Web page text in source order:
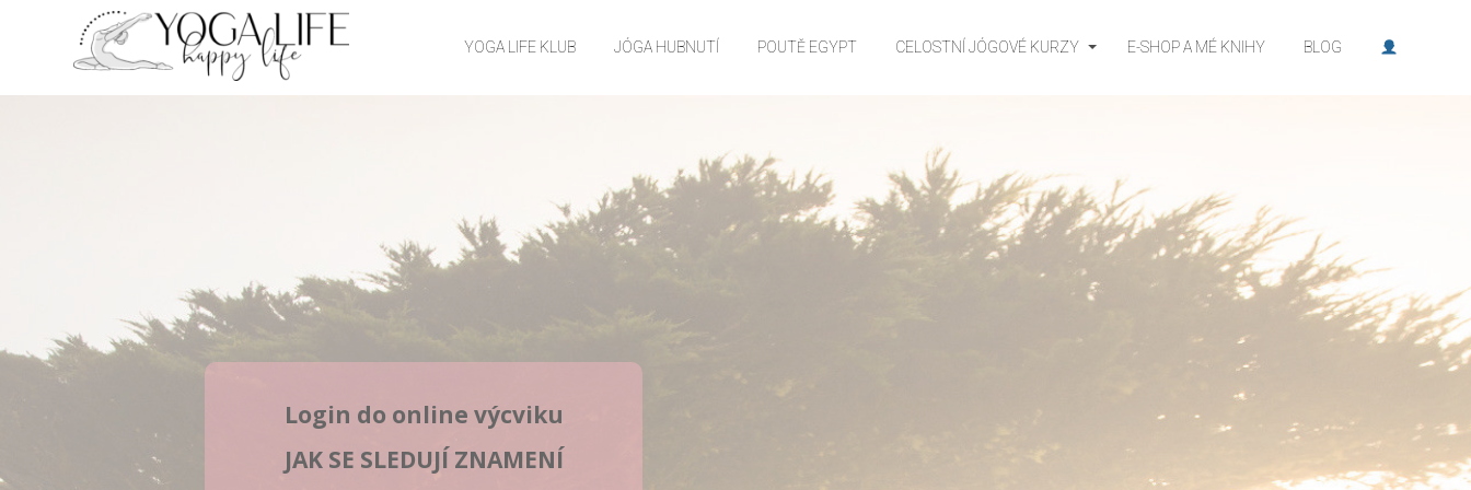
YOGA LIFE KLUB JÓGA HUBNUTÍ POUTĚ EGYPT CELOSTNÍ JÓGOVÉ KURZY E-SHOP A MÉ KNIHY BLOG
Login do online výcviku
JAK SE SLEDUJÍ ZNAMENÍ